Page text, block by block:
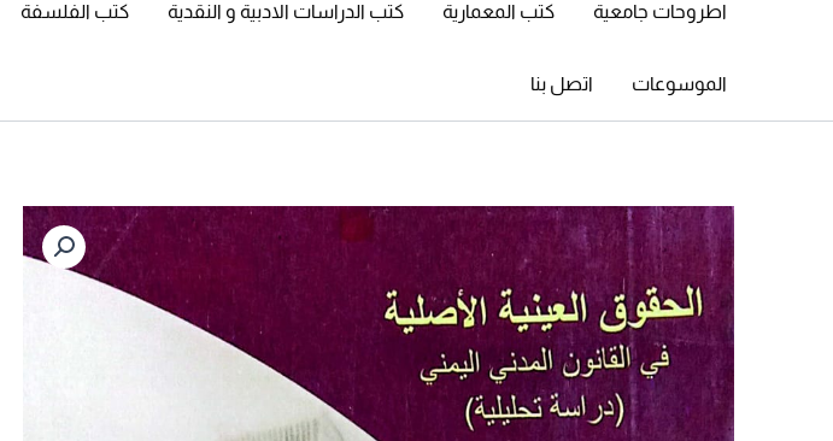
اطروحات جامعية كتب المعمارية كتب الدراسات الادبية و النقدية كتب الفلسفة
الموسوعات اتصل بنا